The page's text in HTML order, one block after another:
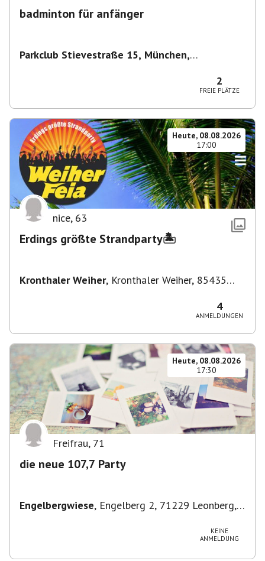
badminton für anfänger
Parkclub Stievestraße 15, München,
2
FREIE PLÄTZE
Heute, 08.08.2026
17:00
nice, 63
Erdings größte Strandparty🏝️
Kronthaler Weiher, Kronthaler Weiher, 85435
4
ANMELDUNGEN
Heute, 08.08.2026
17:30
Freifrau, 71
die neue 107,7 Party
Engelbergwiese, Engelberg 2, 71229 Leonberg,
KEINE
ANMELDUNG